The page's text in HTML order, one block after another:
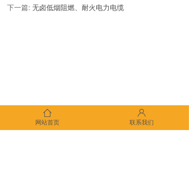
下一篇: 无卤低烟阻燃、耐火电力电缆
网站首页 联系我们